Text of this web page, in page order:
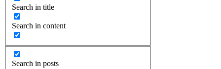
Search in title
Search in content
Search in posts